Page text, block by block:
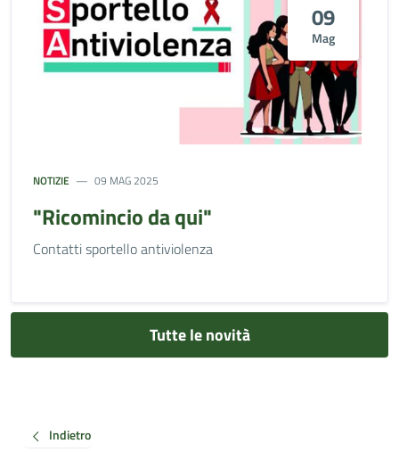
09
Mag
NOTIZIE 09 MAG 2025
"Ricomincio da qui"
Contatti sportello antiviolenza
Tutte le novità
Indietro